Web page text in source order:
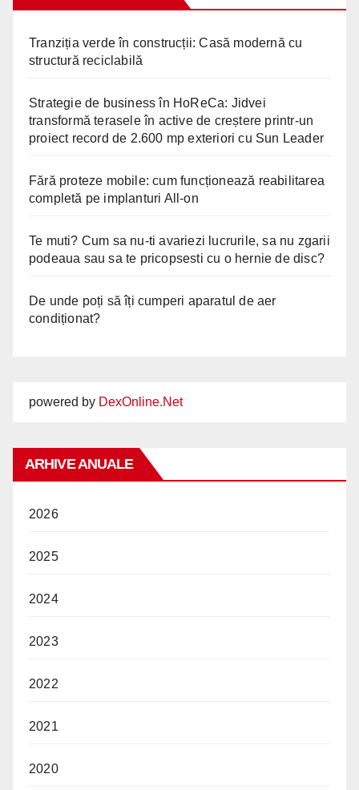
Tranziția verde în construcții: Casă modernă cu
structură reciclabilă
Strategie de business în HoReCa: Jidvei
transformă terasele în active de creștere printr-un
proiect record de 2.600 mp exteriori cu Sun Leader
Fără proteze mobile: cum funcționează reabilitarea
completă pe implanturi All-on
Te muti? Cum sa nu-ti avariezi lucrurile, sa nu zgarii
podeaua sau sa te pricopsesti cu o hernie de disc?
De unde poți să îți cumperi aparatul de aer
condiționat?
powered by DexOnline.Net
ARHIVE ANUALE
2026
2025
2024
2023
2022
2021
2020